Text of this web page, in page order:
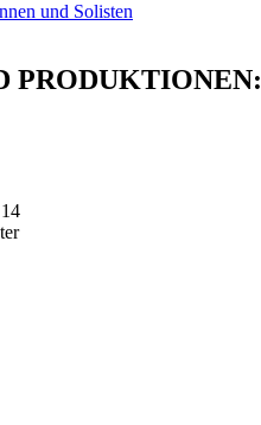
und Solisten
PRODUKTIONEN: